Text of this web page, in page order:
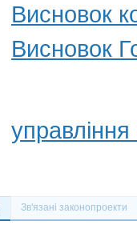
Висновок
Висновок
Зв'язані законопроекти